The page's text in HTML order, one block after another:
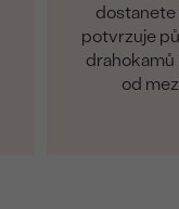
potvrzuje
od